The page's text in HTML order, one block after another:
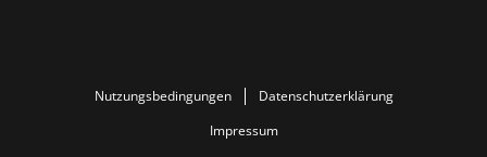
Nutzungsbedingungen
Datenschutzerklärung
Impressum